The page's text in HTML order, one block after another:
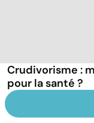
Crudivorisme :
pour la santé ?